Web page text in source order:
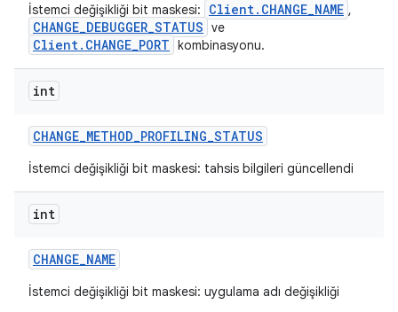
İstemci değişikliği bit maskesi: Client.CHANGE_NAME ,
CHANGE_DEBUGGER_STATUS ve
Client.CHANGE_PORT kombinasyonu.
int
CHANGE_METHOD_PROFILING_STATUS
İstemci değişikliği bit maskesi: tahsis bilgileri güncellendi
int
CHANGE_NAME
İstemci değişikliği bit maskesi: uygulama adı değişikliği